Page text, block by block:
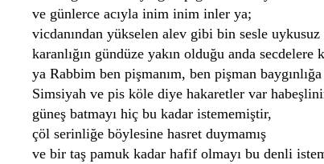
ve günlerce acıyla inim inim inler ya;
vicdanından yükselen alev gibi bin sesle uykusuz
karanlığın gündüze yakın olduğu anda secdelere
ya Rabbim ben pişmanım, ben pişman
Simsiyah ve pis köle diye hakaretler var
güneş batmayı hiç bu kadar istememiştir,
çöl serinliğe böylesine hasret duymamış
ve bir taş pamuk kadar hafif olmayı bu denli